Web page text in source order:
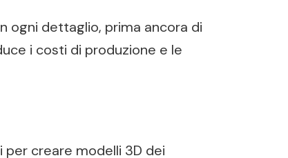
ogni dettaglio, prima ancora di
i costi di produzione e le
creare modelli 3D dei